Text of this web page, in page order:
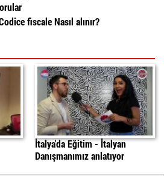
fiscale Nasıl alınır?
Sınavıitalyada egitim
daniele
İtalya'da Eğitim - İtalyan
Danışmanımız anlatıyor